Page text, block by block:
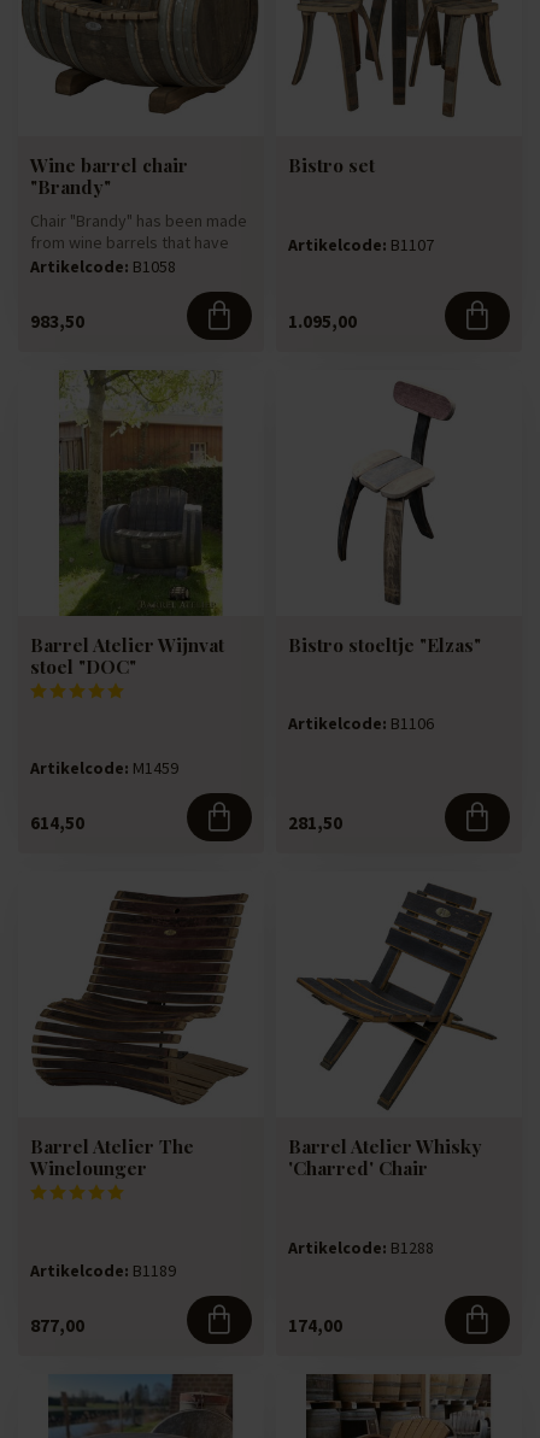
Wine barrel chair
"Brandy"
Chair "Brandy" has been made
from wine barrels that have
been naturally weathere...
Artikelcode: B1058
983,50
Bistro set
Artikelcode: B1107
1.095,00
Barrel Atelier Wijnvat
stoel "DOC"
Artikelcode: M1459
614,50
Bistro stoeltje "Elzas"
Artikelcode: B1106
281,50
Barrel Atelier The
Winelounger
Artikelcode: B1189
877,00
Barrel Atelier Whisky
'Charred' Chair
Artikelcode: B1288
174,00